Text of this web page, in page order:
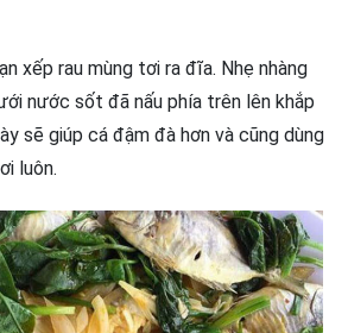
xếp rau mùng tơi ra đĩa. Nhẹ nhàng
nước sốt đã nấu phía trên lên khắp
sẽ giúp cá đậm đà hơn và cũng dùng
luôn.